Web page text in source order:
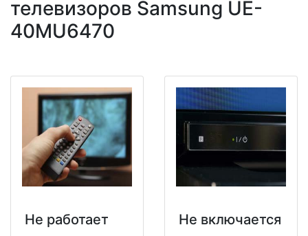
телевизоров Samsung UE-
40MU6470
Не работает Не включается